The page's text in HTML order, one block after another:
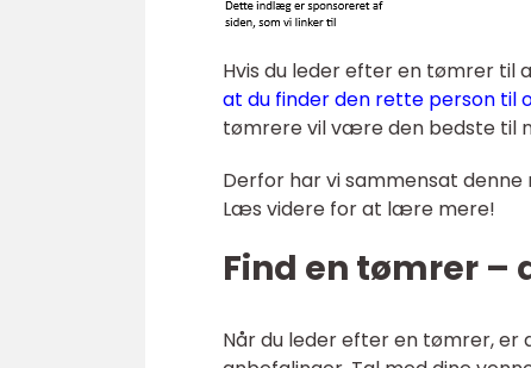
Hvis du leder efter en tømrer til
at du finder den rette person til
tømrere vil være den bedste til
Derfor har vi sammensat
Læs videre for at lære mere!
Find en tømrer –
Når du leder efter en tømrer,